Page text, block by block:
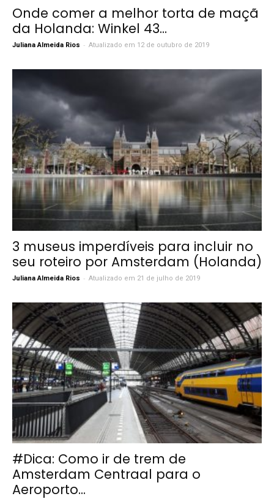
Onde comer a melhor torta de maçã
da Holanda: Winkel 43...
Juliana Almeida Rios - Atualizado em 12 de outubro de 2019
3 museus imperdíveis para incluir no
seu roteiro por Amsterdam (Holanda)
Juliana Almeida Rios - Atualizado em 21 de julho de 2019
#Dica: Como ir de trem de
Amsterdam Centraal para o
Aeroporto...